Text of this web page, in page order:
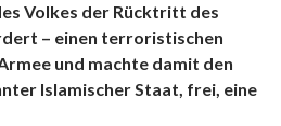
Volkes der Rücktritt des
– einen terroristischen
und machte damit den
Islamischer Staat, frei, eine